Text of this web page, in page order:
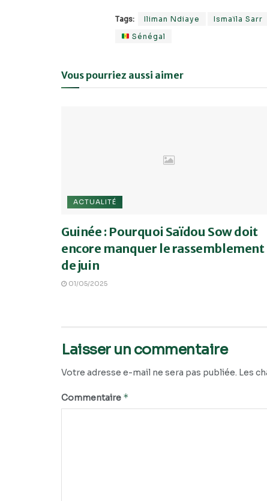
Tags: Iliman Ndiaye Ismaïla Sarr
Sénégal
Vous pourriez aussi aimer
ACTUALITÉ
Guinée : Pourquoi Saïdou Sow doit
encore manquer le rassemblement
de juin
01/05/2025
Laisser un commentaire
Votre adresse e-mail ne sera pas publiée. Les
Commentaire *